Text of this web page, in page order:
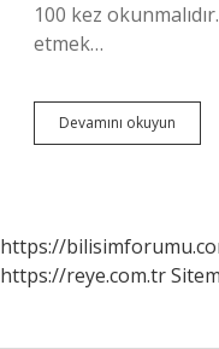
100 kez
etmek…
Devamını okuyun
Ismi
https://
https://reye.com.tr